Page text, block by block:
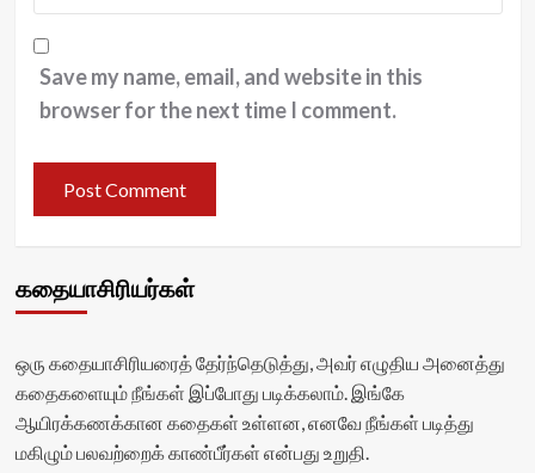
Save my name, email, and website in this
browser for the next time I comment.
கதையாசிரியர்கள்
ஒரு கதையாசிரியரைத் தேர்ந்தெடுத்து, அவர் எழுதிய அனைத்து
கதைகளையும் நீங்கள் இப்போது படிக்கலாம். இங்கே
ஆயிரக்கணக்கான கதைகள் உள்ளன, எனவே நீங்கள் படித்து
மகிழும் பலவற்றைக் காண்பீர்கள் என்பது உறுதி.